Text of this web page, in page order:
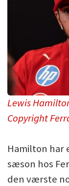
Lewis
Copyright
Hamilton har
sæson hos
den værste